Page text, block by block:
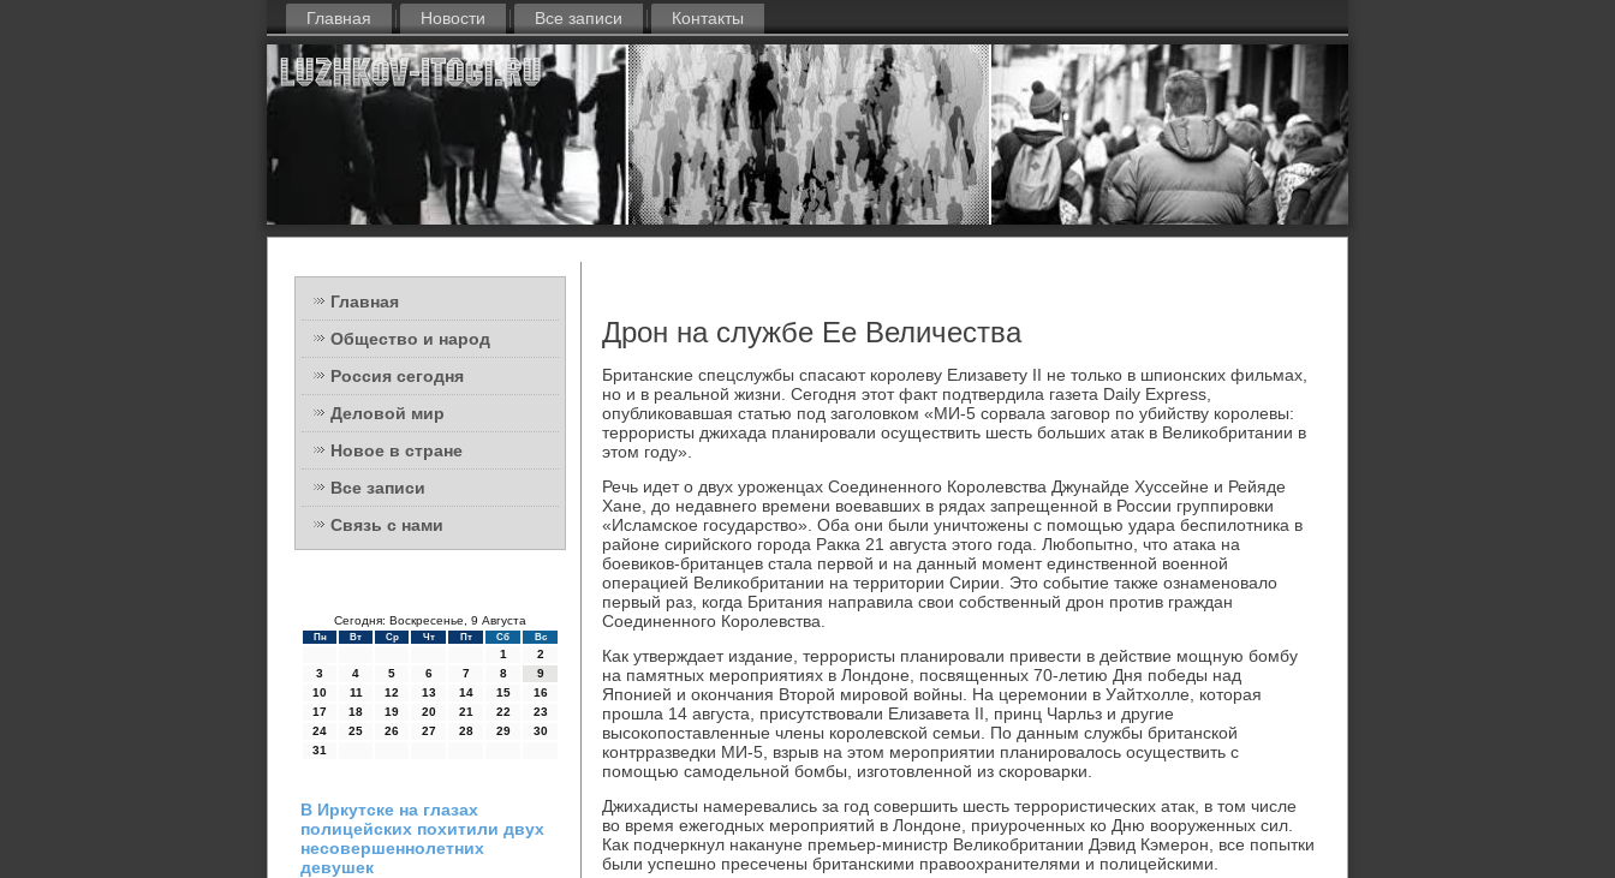
Главная Новости Все записи Контакты
Главная
Общество и народ
Россия сегодня
Деловой мир
Новое в стране
Все записи
Связь с нами
Сегодня: Воскресенье, 9 Августа
Пн Вт Ср Чт Пт Сб Вс
1
2
3
4 5 6 7 8
9
10
11 12 13 14 15
16
17
18 19 20 21 22
23
24
25 26 27 28 29
30
31
В Иркутске на глазах
полицейских похитили двух
несовершеннолетних
девушек
Дрон на службе Ее Величества
Британские спецслужбы спасают королеву Елизавету II не только в шпионских фильмах,
но и в реальной жизни. Сегодня этот факт подтвердила газета Daily Express,
опубликовавшая статью под заголовком «МИ-5 сорвала заговор по убийству королевы:
террористы джихада планировали осуществить шесть больших атак в Великобритании в
этом году».
Речь идет о двух уроженцах Соединенного Королевства Джунайде Хуссейне и Рейяде
Хане, до недавнего времени воевавших в рядах запрещенной в России группировки
«Исламское государство». Оба они были уничтожены с помощью удара беспилотника в
районе сирийского города Ракка 21 августа этого года. Любопытно, что атака на
боевиков-британцев стала первой и на данный момент единственной военной
операцией Великобритании на территории Сирии. Это событие также ознаменовало
первый раз, когда Британия направила свои собственный дрон против граждан
Соединенного Королевства.
Как утверждает издание, террористы планировали привести в действие мощную бомбу
на памятных мероприятиях в Лондоне, посвященных 70-летию Дня победы над
Японией и окончания Второй мировой войны. На церемонии в Уайтхолле, которая
прошла 14 августа, присутствовали Елизавета II, принц Чарльз и другие
высокопоставленные члены королевской семьи. По данным службы британской
контрразведки МИ-5, взрыв на этом мероприятии планировалось осуществить с
помощью самодельной бомбы, изготовленной из скороварки.
Джихадисты намеревались за год совершить шесть террористических атак, в том числе
во время ежегодных мероприятий в Лондоне, приуроченных ко Дню вооруженных сил.
Как подчеркнул накануне премьер-министр Великобритании Дэвид Кэмерон, все попытки
были успешно пресечены британскими правоохранителями и полицейскими.